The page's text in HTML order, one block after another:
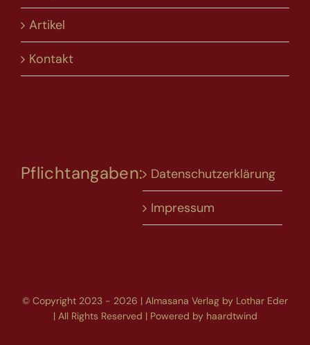
Artikel
Kontakt
Pflichtangaben: Datenschutzerklärung
Impressum
© Copyright 2023 - 2026 | Almasana Verlag by Lothar Eder
| All Rights Reserved | Powered by haardtwind